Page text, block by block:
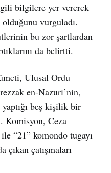
bilgilere yer vererek
vurguladı.
bu zor şartlardan
da belirtti.
Ulusal Ordu
en-Nazuri’nin,
beş kişilik bir
Komisyon, Ceza
“21” komondo tugayı
çıkan çatışmaları